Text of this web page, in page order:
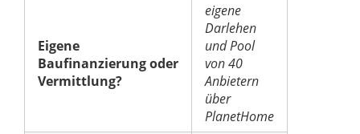
Eigene
Baufinanzierung oder
Vermittlung?
eigene
Darlehen
und Pool
von 40
Anbietern
über
PlanetHome